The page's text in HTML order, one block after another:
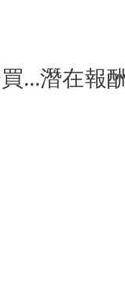
...潛在報